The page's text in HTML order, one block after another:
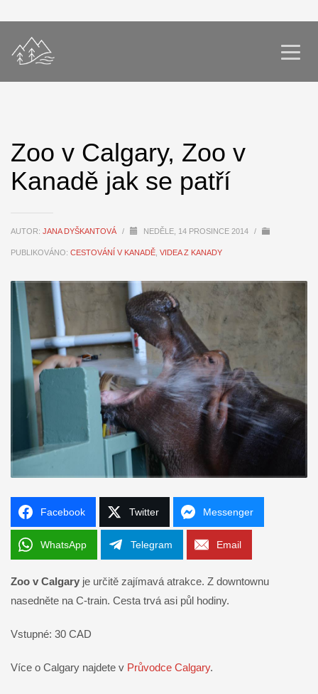
Zoo v Calgary, Zoo v
Kanadě jak se patří
AUTOR: JANA DYŠKANTOVÁ / NEDĚLE, 14 PROSINCE 2014 /
PUBLIKOVÁNO: CESTOVÁNÍ V KANADĚ VIDEA Z KANADY
Facebook Twitter Messenger
WhatsApp Telegram Email
Zoo v Calgary je určitě zajímavá atrakce. Z downtownu
nasedněte na C-train. Cesta trvá asi půl hodiny.
Vstupné: 30 CAD
Více o Calgary najdete v Průvodce Calgary.